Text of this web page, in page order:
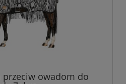
przeciw owadom do